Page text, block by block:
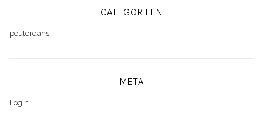
CATEGORIEËN
peuterdans
META
Login